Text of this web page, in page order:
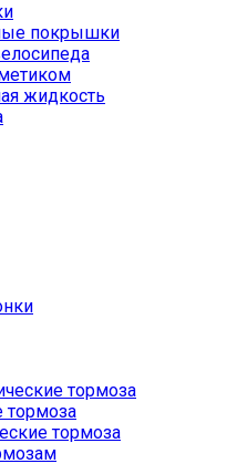
покрышки
жидкость
тормоза
тормоза